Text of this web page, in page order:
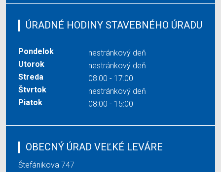
ÚRADNÉ HODINY STAVEBNÉHO ÚRADU
Pondelok
nestránkový deň
Utorok
nestránkový deň
Streda
08:00 - 17:00
Štvrtok
nestránkový deň
Piatok
08:00 - 15:00
OBECNÝ ÚRAD VEĽKÉ LEVÁRE
Štefánikova 747